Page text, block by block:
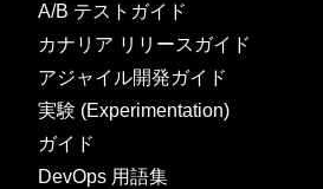
A/B テストガイド
カナリア リリースガイド
アジャイル開発ガイド
実験 (Experimentation)
ガイド
DevOps 用語集